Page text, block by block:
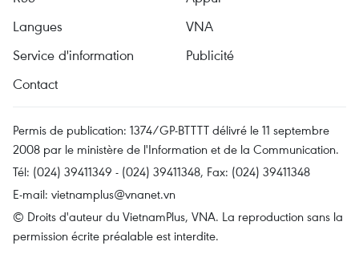
Langues
VNA
Service d'information
Publicité
Contact
Permis de publication: 1374/GP-BTTTT délivré le 11 septembre
2008 par le ministère de l'Information et de la Communication.
Tél: (024) 39411349 - (024) 39411348, Fax: (024) 39411348
E-mail: vietnamplus@vnanet.vn
© Droits d'auteur du VietnamPlus, VNA. La reproduction sans la
permission écrite préalable est interdite.